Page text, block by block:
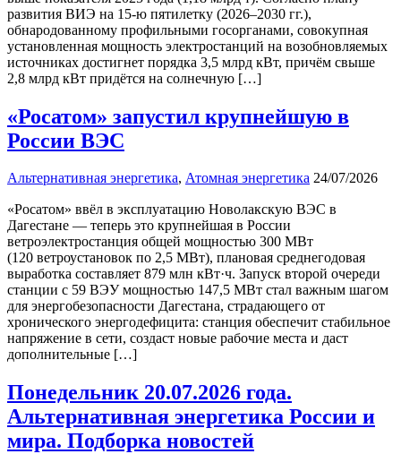
развития ВИЭ на 15‑ю пятилетку (2026–2030 гг.),
обнародованному профильными госорганами, совокупная
установленная мощность электростанций на возобновляемых
источниках достигнет порядка 3,5 млрд кВт, причём свыше
2,8 млрд кВт придётся на солнечную […]
«Росатом» запустил крупнейшую в
России ВЭС
Альтернативная энергетика, Атомная энергетика 24/07/2026
«Росатом» ввёл в эксплуатацию Новолакскую ВЭС в
Дагестане — теперь это крупнейшая в России
ветроэлектростанция общей мощностью 300 МВт
(120 ветроустановок по 2,5 МВт), плановая среднегодовая
выработка составляет 879 млн кВт·ч. Запуск второй очереди
станции с 59 ВЭУ мощностью 147,5 МВт стал важным шагом
для энергобезопасности Дагестана, страдающего от
хронического энергодефицита: станция обеспечит стабильное
напряжение в сети, создаст новые рабочие места и даст
дополнительные […]
Понедельник 20.07.2026 года.
Альтернативная энергетика России и
мира. Подборка новостей